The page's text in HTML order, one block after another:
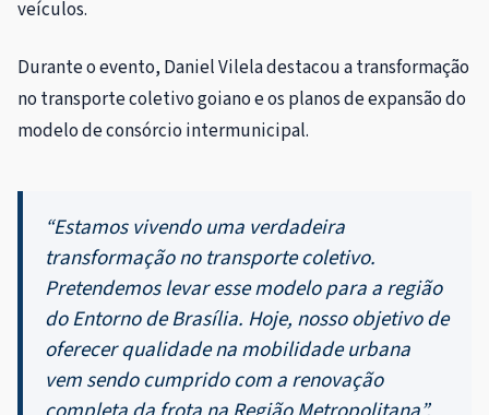
veículos.
Durante o evento, Daniel Vilela destacou a transformação
no transporte coletivo goiano e os planos de expansão do
modelo de consórcio intermunicipal.
“Estamos vivendo uma verdadeira
transformação no transporte coletivo.
Pretendemos levar esse modelo para a região
do Entorno de Brasília. Hoje, nosso objetivo de
oferecer qualidade na mobilidade urbana
vem sendo cumprido com a renovação